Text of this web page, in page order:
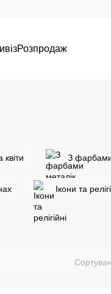
Розпродаж
квіти З
Ікони та